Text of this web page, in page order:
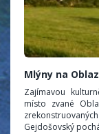
Mlýny na
Zajímavou
místo zvané
Gejdošovský